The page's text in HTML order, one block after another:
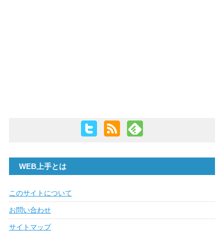
WEB上手とは
このサイトについて
お問い合わせ
サイトマップ